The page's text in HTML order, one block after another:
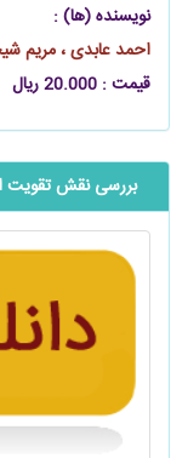
نویسنده (ها) :
احمد عابدی ، مریم
قیمت : 20.000 ریال
بررسی نقش تقویت